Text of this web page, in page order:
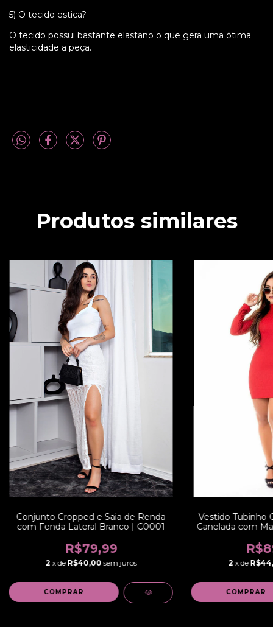
5) O tecido estica?
O tecido possui bastante elastano o que gera uma ótima
elasticidade a peça.
Produtos similares
Conjunto Cropped e Saia de Renda
com Fenda Lateral Branco | C0001
R$79,99
2 x de R$40,00 sem juros
COMPRAR
Vestido Tubinho
Canelada com
2 x de
COMPRAR